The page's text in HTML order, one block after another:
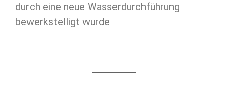
durch eine neue Wasserdurchführung
bewerkstelligt wurde